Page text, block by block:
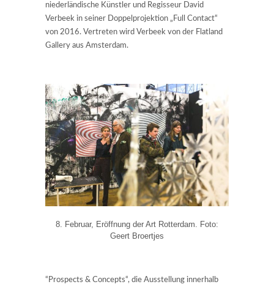
niederländische Künstler und Regisseur David
Verbeek in seiner Doppelprojektion „Full Contact“
von 2016. Vertreten wird Verbeek von der Flatland
Gallery aus Amsterdam.
8. Februar, Eröffnung der Art Rotterdam. Foto:
Geert Broertjes
“Prospects & Concepts“, die Ausstellung innerhalb